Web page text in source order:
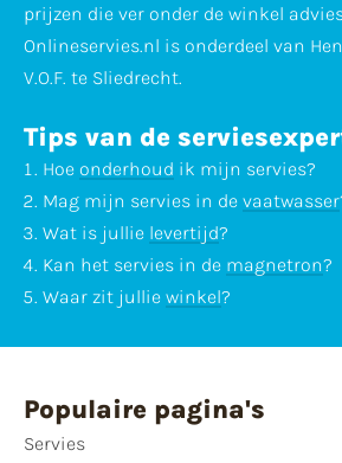
prijzen die ver onder de winkel
Onlineservies.nl is onderdeel van
V.O.F. te Sliedrecht.
Tips van de
Hoe onderhoud ik mijn servies?
Mag mijn servies in de vaatwasser
Wat is jullie levertijd?
Kan het servies in de magnetron?
Waar zit jullie winkel?
Populaire pagina's
Servies